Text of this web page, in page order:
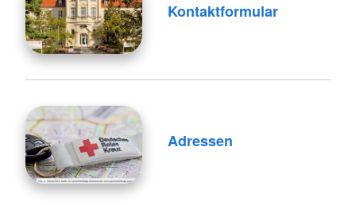
Kontaktformular
Adressen